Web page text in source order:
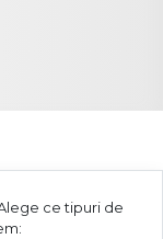
ce tipuri de